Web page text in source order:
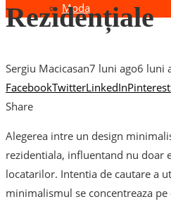
Moda
Rezidențiale
Sergiu Macicasan7 luni ago6 luni
FacebookTwitterLinkedInPinterest
Share
Alegerea intre un design
rezidentiala, influentand nu doar
locatarilor. Intentia de cautare a
minimalismul se concentreaza